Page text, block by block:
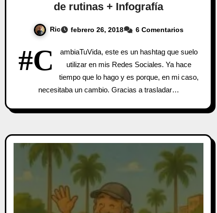
de rutinas + Infografía
Ric febrero 26, 2018 6 Comentarios
#C
ambiaTuVida, este es un hashtag que suelo
utilizar en mis Redes Sociales. Ya hace
tiempo que lo hago y es porque, en mi caso,
necesitaba un cambio. Gracias a trasladar…